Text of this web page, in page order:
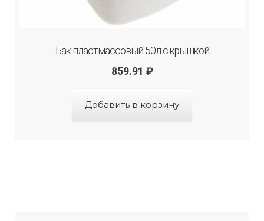
Бак пластмассовый 50л с крышкой
859.91 ₽
Добавить в корзину